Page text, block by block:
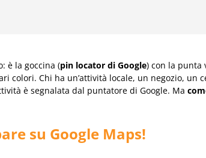
è la goccina (pin locator di Google) con la punta
colori. Chi ha un’attività locale, un negozio, un
è segnalata dal puntatore di Google. Ma
su Google Maps!